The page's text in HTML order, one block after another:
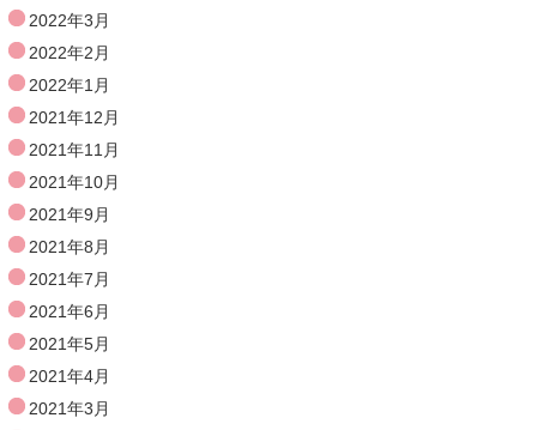
2022年3月
2022年2月
2022年1月
2021年12月
2021年11月
2021年10月
2021年9月
2021年8月
2021年7月
2021年6月
2021年5月
2021年4月
2021年3月